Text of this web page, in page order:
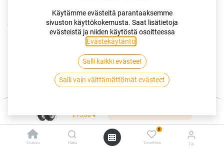
273,00€
Etusivu Haku
0
Toivelista Tili
Kauppa
120/70R17 58W DUNLOP SPORTMAX ROADSMART IV SP
120/70R17 58W DUNLOP
SPORTMAX ROADSMART IV SP
273,00€/ kpl
Saatavilla
Käytämme evästeitä parantaaksemme
sivuston käyttökokemusta. Saat lisätietoja
evästeistä ja niiden käytöstä osoitteessa
Evästekäytäntö
Salli kaikki evästeet
Salli vain välttämättömät evästeet